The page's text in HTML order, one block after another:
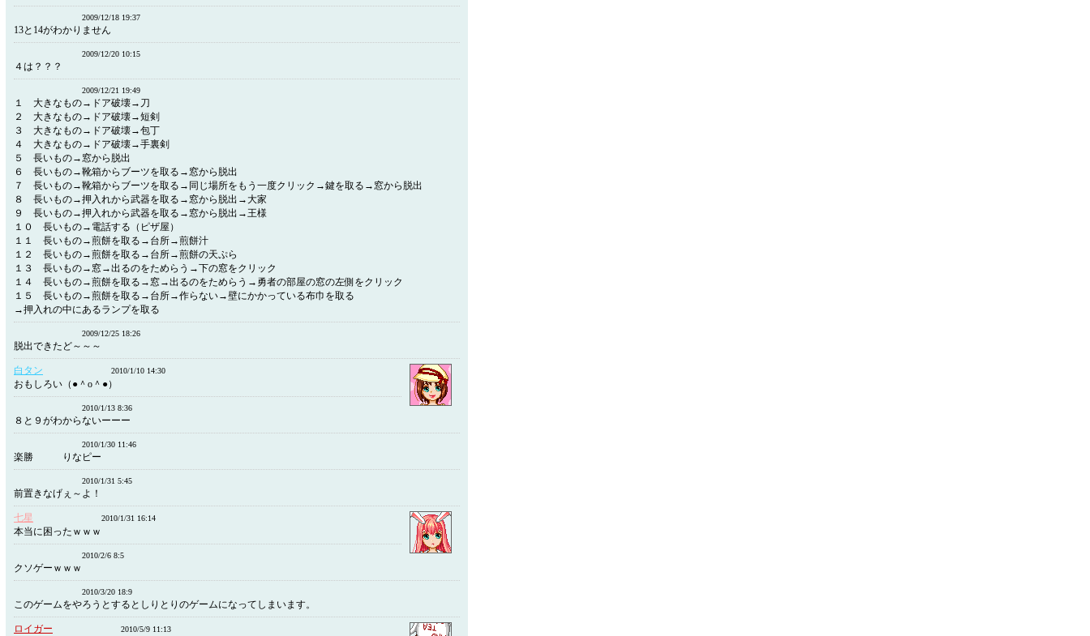
2009/12/18 19:37
13と14がわかりません
2009/12/20 10:15
４は？？？
2009/12/21 19:49
１ 大きなもの→ドア破壊→刀
２ 大きなもの→ドア破壊→短剣
３ 大きなもの→ドア破壊→包丁
４ 大きなもの→ドア破壊→手裏剣
５ 長いもの→窓から脱出
６ 長いもの→靴箱からブーツを取る→窓から脱出
７ 長いもの→靴箱からブーツを取る→同じ場所をもう一度クリック→鍵を取る→窓から脱出
８ 長いもの→押入れから武器を取る→窓から脱出→大家
９ 長いもの→押入れから武器を取る→窓から脱出→王様
１０ 長いもの→電話する（ピザ屋）
１１ 長いもの→煎餅を取る→台所→煎餅汁
１２ 長いもの→煎餅を取る→台所→煎餅の天ぷら
１３ 長いもの→窓→出るのをためらう→下の窓をクリック
１４ 長いもの→煎餅を取る→窓→出るのをためらう→勇者の部屋の窓の左側をクリック
１５ 長いもの→煎餅を取る→台所→作らない→壁にかかっている布巾を取る
→押入れの中にあるランプを取る
2009/12/25 18:26
脱出できたど～～～
白タン 2010/1/10 14:30
おもしろい（●＾o＾●）
2010/1/13 8:36
８と９がわからないーーー
2010/1/30 11:46
楽勝 りなピー
2010/1/31 5:45
前置きなげぇ～よ！
七星 2010/1/31 16:14
本当に困ったｗｗｗ
2010/2/6 8:5
クソゲーｗｗｗ
2010/3/20 18:9
このゲームをやろうとするとしりとりのゲームになってしまいます。
ロイガー 2010/5/9 11:13